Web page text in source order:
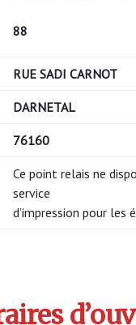
88
RUE SADI CARNOT
DARNETAL
76160
Ce point relais ne
service
d’impression pour les